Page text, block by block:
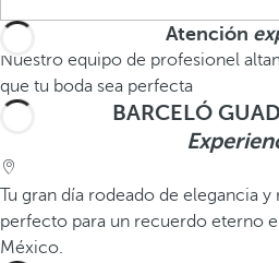
Atención
Nuestro equipo de profesionel
que tu boda sea perfecta
BARCELÓ
Tu gran día rodeado de elegancia
perfecto para un recuerdo eterno
México.